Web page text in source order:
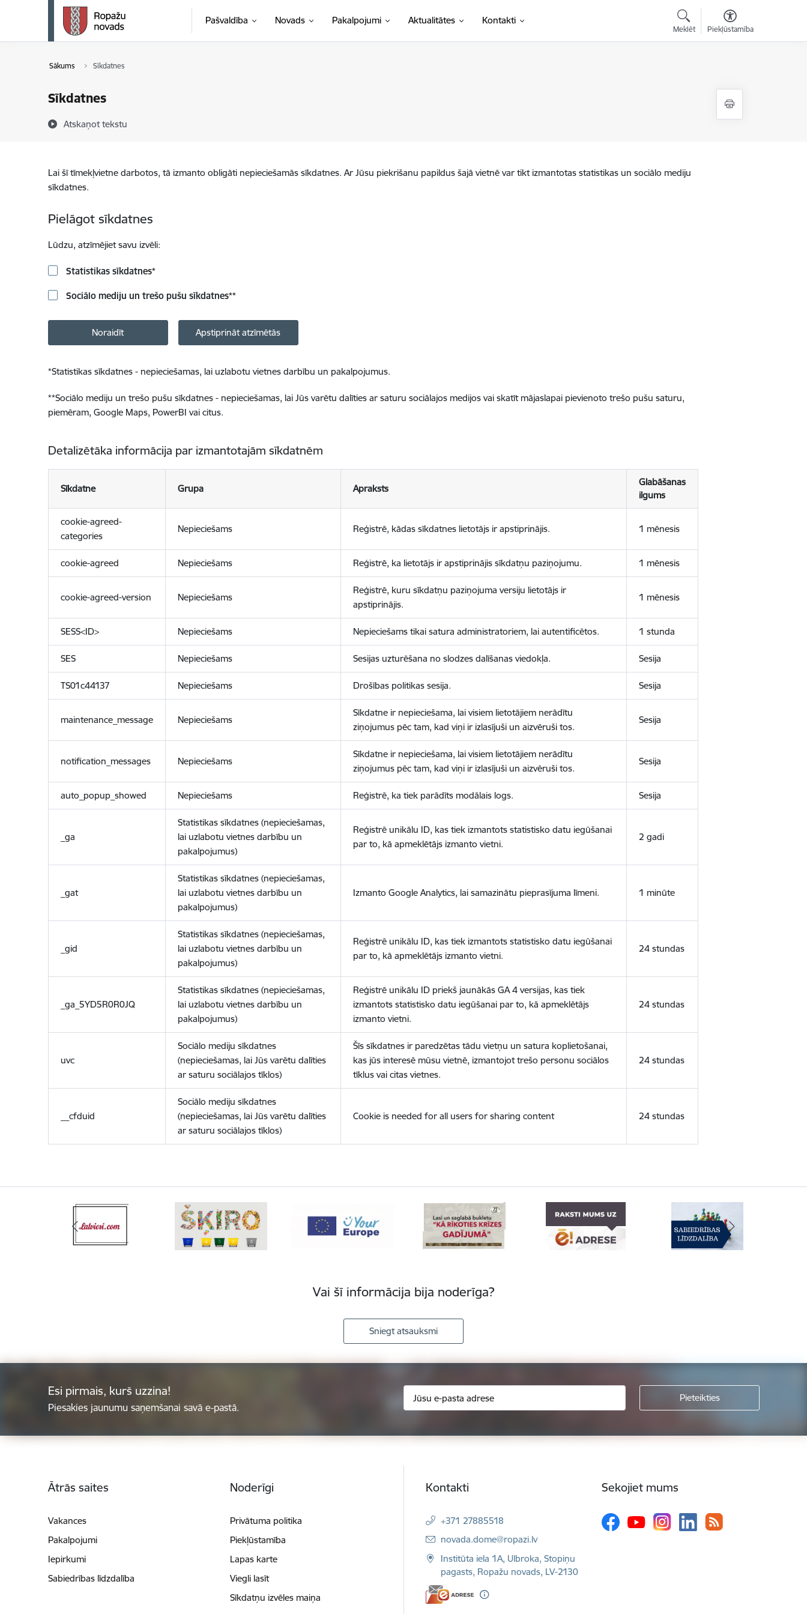
Pāriet uz lapas saturu
Pašvaldība Novads Pakalpojumi Aktualitātes Kontakti
Meklēt Piekļūstamība
Sākums Sīkdatnes
Sīkdatnes
Atskaņot tekstu
Lai šī tīmekļvietne darbotos, tā izmanto obligāti nepieciešamās sīkdatnes. Ar Jūsu piekrišanu papildus šajā vietnē var tikt izmantotas statistikas un sociālo mediju
sīkdatnes.
Pielāgot sīkdatnes
Lūdzu, atzīmējiet savu izvēli:
Statistikas sīkdatnes*
Sociālo mediju un trešo pušu sīkdatnes**
Noraidīt Apstiprināt atzīmētās
*Statistikas sīkdatnes - nepieciešamas, lai uzlabotu vietnes darbību un pakalpojumus.
**Sociālo mediju un trešo pušu sīkdatnes - nepieciešamas, lai Jūs varētu dalīties ar saturu sociālajos medijos vai skatīt mājaslapai pievienoto trešo pušu saturu,
piemēram, Google Maps, PowerBI vai citus.
Detalizētāka informācija par izmantotajām sīkdatnēm
Sīkdatne Grupa Apraksts
Glabāšanas
ilgums
cookie-agreed-
categories
Nepieciešams Reģistrē, kādas sīkdatnes lietotājs ir apstiprinājis. 1 mēnesis
cookie-agreed Nepieciešams Reģistrē, ka lietotājs ir apstiprinājis sīkdatņu paziņojumu. 1 mēnesis
cookie-agreed-version Nepieciešams
Reģistrē, kuru sīkdatņu paziņojuma versiju lietotājs ir
apstiprinājis.
1 mēnesis
SESS<ID> Nepieciešams Nepieciešams tikai satura administratoriem, lai autentificētos. 1 stunda
SES Nepieciešams Sesijas uzturēšana no slodzes dalīšanas viedokļa. Sesija
TS01c44137 Nepieciešams Drošības politikas sesija. Sesija
maintenance_message Nepieciešams
Sīkdatne ir nepieciešama, lai visiem lietotājiem nerādītu
ziņojumus pēc tam, kad viņi ir izlasījuši un aizvēruši tos.
Sesija
notification_messages Nepieciešams
Sīkdatne ir nepieciešama, lai visiem lietotājiem nerādītu
ziņojumus pēc tam, kad viņi ir izlasījuši un aizvēruši tos.
Sesija
auto_popup_showed Nepieciešams Reģistrē, ka tiek parādīts modālais logs. Sesija
_ga
Statistikas sīkdatnes (nepieciešamas,
lai uzlabotu vietnes darbību un
pakalpojumus)
Reģistrē unikālu ID, kas tiek izmantots statistisko datu iegūšanai
par to, kā apmeklētājs izmanto vietni.
2 gadi
_gat
Statistikas sīkdatnes (nepieciešamas,
lai uzlabotu vietnes darbību un
pakalpojumus)
Izmanto Google Analytics, lai samazinātu pieprasījuma līmeni. 1 minūte
_gid
Statistikas sīkdatnes (nepieciešamas,
lai uzlabotu vietnes darbību un
pakalpojumus)
Reģistrē unikālu ID, kas tiek izmantots statistisko datu iegūšanai
par to, kā apmeklētājs izmanto vietni.
24 stundas
_ga_5YD5R0R0JQ
Statistikas sīkdatnes (nepieciešamas,
lai uzlabotu vietnes darbību un
pakalpojumus)
Reģistrē unikālu ID priekš jaunākās GA 4 versijas, kas tiek
izmantots statistisko datu iegūšanai par to, kā apmeklētājs
izmanto vietni.
24 stundas
uvc
Sociālo mediju sīkdatnes
(nepieciešamas, lai Jūs varētu dalīties
ar saturu sociālajos tīklos)
Šīs sīkdatnes ir paredzētas tādu vietņu un satura koplietošanai,
kas jūs interesē mūsu vietnē, izmantojot trešo personu sociālos
tīklus vai citas vietnes.
24 stundas
__cfduid
Sociālo mediju sīkdatnes
(nepieciešamas, lai Jūs varētu dalīties
ar saturu sociālajos tīklos)
Cookie is needed for all users for sharing content 24 stundas
Vai šī informācija bija noderīga?
Sniegt atsauksmi
Esi pirmais, kurš uzzina!
Piesakies jaunumu saņemšanai savā e-pastā.
Ātrās saites
Vakances
Pakalpojumi
Iepirkumi
Sabiedrības līdzdalība
Noderīgi
Privātuma politika
Piekļūstamība
Lapas karte
Viegli lasīt
Sīkdatņu izvēles maiņa
Kontakti
+371 27885518
E-pasts:
novada.dome@ropazi.lv
Institūta iela 1A, Ulbroka, Stopiņu
pagasts, Ropažu novads, LV-2130
Sekojiet mums